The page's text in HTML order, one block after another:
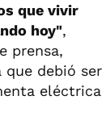
que vivir
hoy",
prensa,
que debió ser
eléctrica